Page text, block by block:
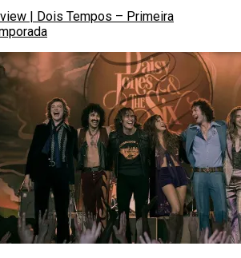
| Dois Tempos – Primeira